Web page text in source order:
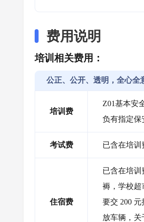
费用说明
培训相关费用：
公正、公开、透明，全心全
培训费
Z01基本安
负有指定保
考试费 已含在培训
住宿费
已含在培训
褥，学校超
要交 200
放车辆，关